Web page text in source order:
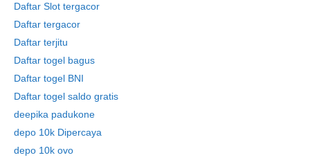
Daftar Slot tergacor
Daftar tergacor
Daftar terjitu
Daftar togel bagus
Daftar togel BNI
Daftar togel saldo gratis
deepika padukone
depo 10k Dipercaya
depo 10k ovo